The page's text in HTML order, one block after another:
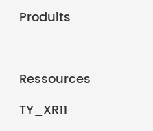
Produits
Ressources
TY_XR11